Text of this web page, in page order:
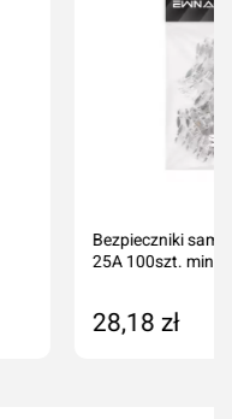
Bezpieczniki
25A 100szt. mini
28,18 zł